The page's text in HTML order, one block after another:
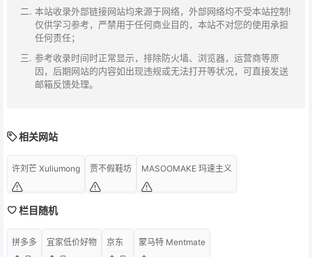
本站收录外部链接网站均来源于网络，外部网络均不受本站控制!
仅供学习参考，严禁用于任何商业目的，本站不对您的使用承担
任何责任；
参考收录时间时正常显示，排除防火墙、浏览器，运营商等原
因，后期网站的内容如出现违规或无法打开等状况，可直接发送
邮箱反馈处理。
相关网站
许刘芒 Xuliumong 贾不假鞋坊 MASOOMAKE 玛速主义
栏目随机
拼多多 宜家低价好物 京东 蒙马特 Mentmate